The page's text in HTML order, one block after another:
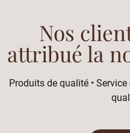
Nos
attribué la
Produits de qualité •